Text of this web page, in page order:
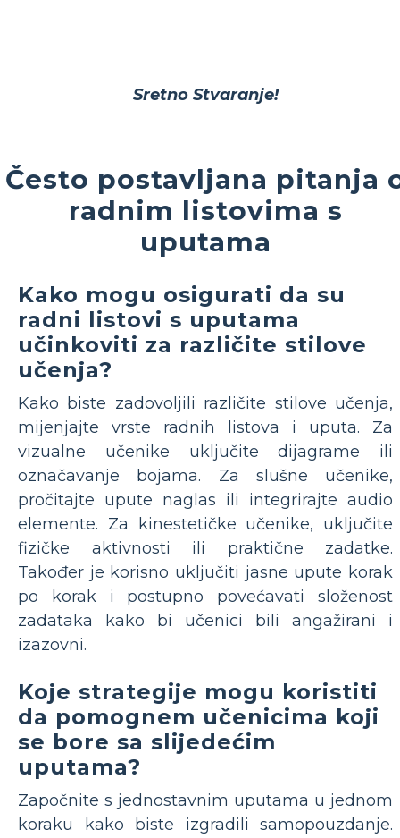
Sretno Stvaranje!
Često postavljana pitanja
radnim listovima s
uputama
Kako mogu osigurati da su
radni listovi s uputama
učinkoviti za različite stilove
učenja?
Kako biste zadovoljili različite stilove učenja,
mijenjajte vrste radnih listova i uputa. Za
vizualne učenike uključite dijagrame ili
označavanje bojama. Za slušne učenike,
pročitajte upute naglas ili integrirajte audio
elemente. Za kinestetičke učenike, uključite
fizičke aktivnosti ili praktične zadatke.
Također je korisno uključiti jasne upute korak
po korak i postupno povećavati složenost
zadataka kako bi učenici bili angažirani i
izazovni.
Koje strategije mogu koristiti
da pomognem učenicima koji
se bore sa slijedećim
uputama?
Započnite s jednostavnim uputama u jednom
koraku kako biste izgradili samopouzdanje.